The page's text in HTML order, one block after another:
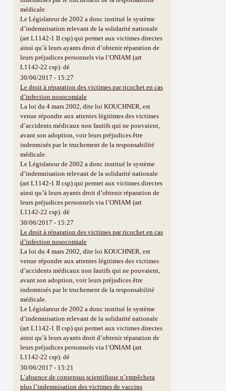
médicale.
Le Législateur de 2002 a donc institué le système
d’indemnisation relevant de la solidarité nationale
(art L1142-1 II csp) qui permet aux victimes directes
ainsi qu’à leurs ayants droit d’obtenir réparation de
leurs préjudices personnels via l’ONIAM (art
L1142-22 csp). dé
30/06/2017 - 15:27
Le droit à réparation des victimes par ricochet en cas
d’infection nosocomiale
La loi du 4 mars 2002, dite loi KOUCHNER, est
venue répondre aux attentes légitimes des victimes
d’accidents médicaux non fautifs qui ne pouvaient,
avant son adoption, voir leurs préjudices être
indemnisés par le truchement de la responsabilité
médicale.
Le Législateur de 2002 a donc institué le système
d’indemnisation relevant de la solidarité nationale
(art L1142-1 II csp) qui permet aux victimes directes
ainsi qu’à leurs ayants droit d’obtenir réparation de
leurs préjudices personnels via l’ONIAM (art
L1142-22 csp). dé
30/06/2017 - 15:27
Le droit à réparation des victimes par ricochet en cas
d’infection nosocomiale
La loi du 4 mars 2002, dite loi KOUCHNER, est
venue répondre aux attentes légitimes des victimes
d’accidents médicaux non fautifs qui ne pouvaient,
avant son adoption, voir leurs préjudices être
indemnisés par le truchement de la responsabilité
médicale.
Le Législateur de 2002 a donc institué le système
d’indemnisation relevant de la solidarité nationale
(art L1142-1 II csp) qui permet aux victimes directes
ainsi qu’à leurs ayants droit d’obtenir réparation de
leurs préjudices personnels via l’ONIAM (art
L1142-22 csp). dé
30/06/2017 - 15:21
L’absence de consensus scientifique n’empêchera
plus l’indemnisation des victimes de vaccins